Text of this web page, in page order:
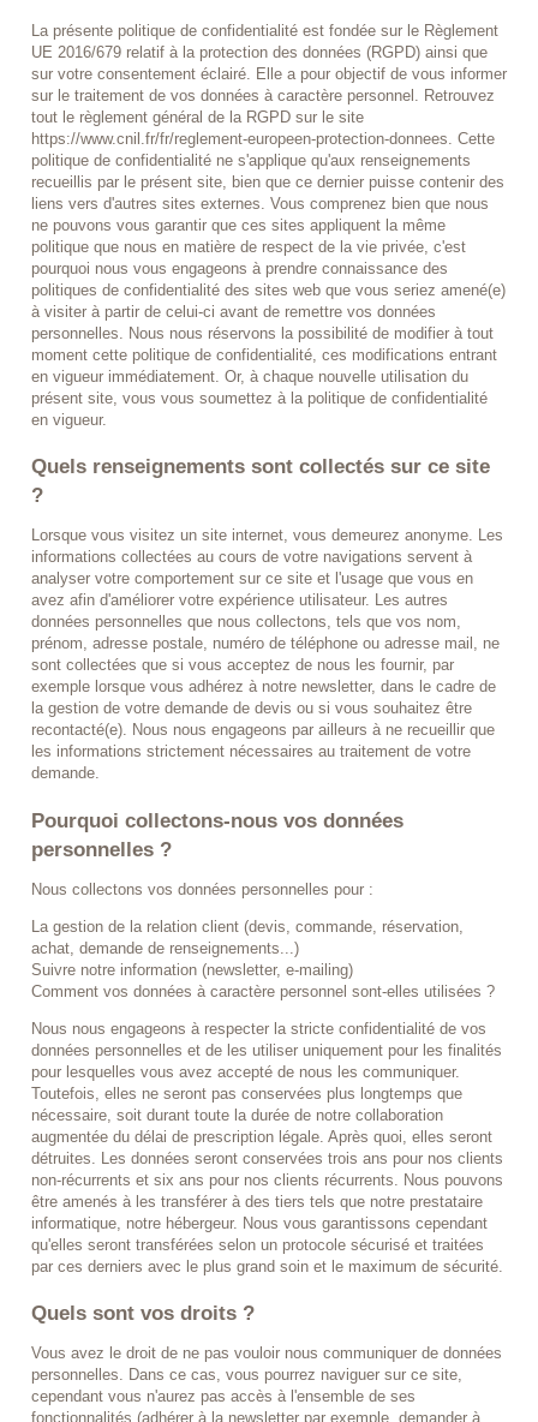
La présente politique de confidentialité est fondée sur le Règlement
UE 2016/679 relatif à la protection des données (RGPD) ainsi que
sur votre consentement éclairé. Elle a pour objectif de vous informer
sur le traitement de vos données à caractère personnel. Retrouvez
tout le règlement général de la RGPD sur le site
https://www.cnil.fr/fr/reglement-europeen-protection-donnees. Cette
politique de confidentialité ne s'applique qu'aux renseignements
recueillis par le présent site, bien que ce dernier puisse contenir des
liens vers d'autres sites externes. Vous comprenez bien que nous
ne pouvons vous garantir que ces sites appliquent la même
politique que nous en matière de respect de la vie privée, c'est
pourquoi nous vous engageons à prendre connaissance des
politiques de confidentialité des sites web que vous seriez amené(e)
à visiter à partir de celui-ci avant de remettre vos données
personnelles. Nous nous réservons la possibilité de modifier à tout
moment cette politique de confidentialité, ces modifications entrant
en vigueur immédiatement. Or, à chaque nouvelle utilisation du
présent site, vous vous soumettez à la politique de confidentialité
en vigueur.
Quels renseignements sont collectés sur ce site
?
Lorsque vous visitez un site internet, vous demeurez anonyme. Les
informations collectées au cours de votre navigations servent à
analyser votre comportement sur ce site et l'usage que vous en
avez afin d'améliorer votre expérience utilisateur. Les autres
données personnelles que nous collectons, tels que vos nom,
prénom, adresse postale, numéro de téléphone ou adresse mail, ne
sont collectées que si vous acceptez de nous les fournir, par
exemple lorsque vous adhérez à notre newsletter, dans le cadre de
la gestion de votre demande de devis ou si vous souhaitez être
recontacté(e). Nous nous engageons par ailleurs à ne recueillir que
les informations strictement nécessaires au traitement de votre
demande.
Pourquoi collectons-nous vos données
personnelles ?
Nous collectons vos données personnelles pour :
La gestion de la relation client (devis, commande, réservation,
achat, demande de renseignements...)
Suivre notre information (newsletter, e-mailing)
Comment vos données à caractère personnel sont-elles utilisées ?
Nous nous engageons à respecter la stricte confidentialité de vos
données personnelles et de les utiliser uniquement pour les finalités
pour lesquelles vous avez accepté de nous les communiquer.
Toutefois, elles ne seront pas conservées plus longtemps que
nécessaire, soit durant toute la durée de notre collaboration
augmentée du délai de prescription légale. Après quoi, elles seront
détruites. Les données seront conservées trois ans pour nos clients
non-récurrents et six ans pour nos clients récurrents. Nous pouvons
être amenés à les transférer à des tiers tels que notre prestataire
informatique, notre hébergeur. Nous vous garantissons cependant
qu'elles seront transférées selon un protocole sécurisé et traitées
par ces derniers avec le plus grand soin et le maximum de sécurité.
Quels sont vos droits ?
Vous avez le droit de ne pas vouloir nous communiquer de données
personnelles. Dans ce cas, vous pourrez naviguer sur ce site,
cependant vous n'aurez pas accès à l'ensemble de ses
fonctionnalités (adhérer à la newsletter par exemple, demander à